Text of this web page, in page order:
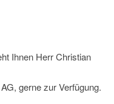
Ihnen Herr Christian
gerne zur Verfügung.